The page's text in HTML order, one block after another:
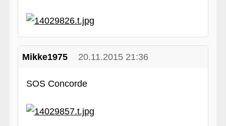
Mikke1975 20.11.2015 21:36
SOS Concorde